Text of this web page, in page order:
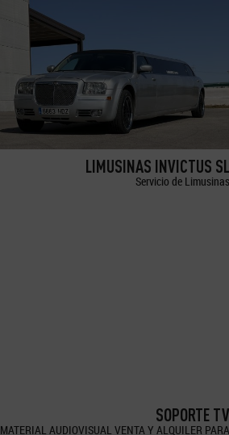
LIMUSINAS INVICTUS SL
Servicio de Limusinas
SOPORTE TV
MATERIAL AUDIOVISUAL VENTA Y ALQUILER PARA